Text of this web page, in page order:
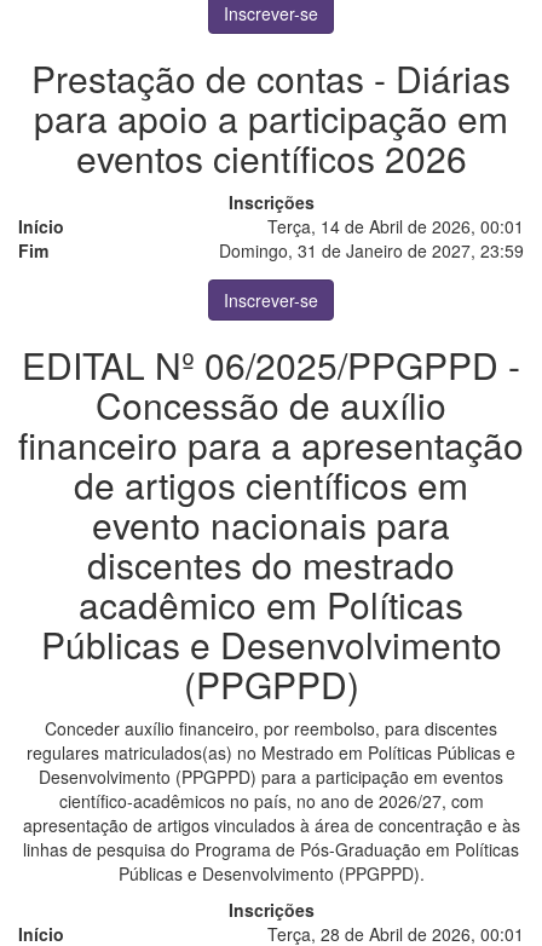
Inscrever-se
Prestação de contas - Diárias
para apoio a participação em
eventos científicos 2026
Inscrições
Início
Terça, 14 de Abril de 2026, 00:01
Fim
Domingo, 31 de Janeiro de 2027, 23:59
Inscrever-se
EDITAL Nº 06/2025/PPGPPD -
Concessão de auxílio
financeiro para a apresentação
de artigos científicos em
evento nacionais para
discentes do mestrado
acadêmico em Políticas
Públicas e Desenvolvimento
(PPGPPD)
Conceder auxílio financeiro, por reembolso, para discentes
regulares matriculados(as) no Mestrado em Políticas Públicas e
Desenvolvimento (PPGPPD) para a participação em eventos
científico-acadêmicos no país, no ano de 2026/27, com
apresentação de artigos vinculados à área de concentração e às
linhas de pesquisa do Programa de Pós-Graduação em Políticas
Públicas e Desenvolvimento (PPGPPD).
Inscrições
Início
Terça, 28 de Abril de 2026, 00:01